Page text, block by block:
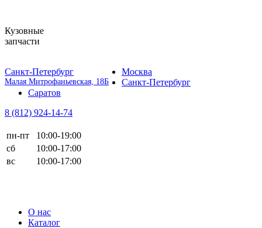
Кузовные
запчасти
Санкт-Петербург
Малая Митрофаньевская, 18Б
Москва
Санкт-Петербург
Саратов
8 (812) 924-14-74
пн-пт
10:00-19:00
сб
10:00-17:00
вс
10:00-17:00
О нас
Каталог